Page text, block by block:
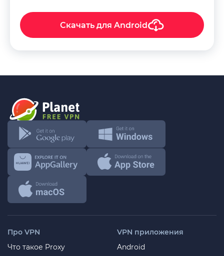
Скачать для Android
Про VPN
Что такое Proxy
VPN приложения
Android